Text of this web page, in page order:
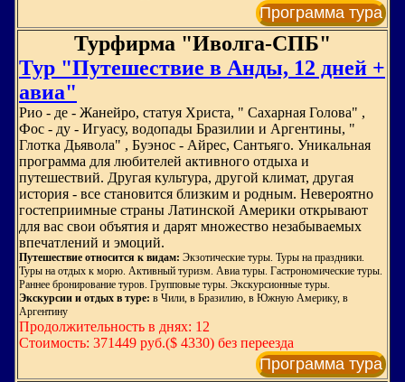
Программа тура
Турфирма "Иволга-СПБ"
Тур "Путешествие в Анды, 12 дней +
авиа"
Рио - де - Жанейро, статуя Христа, " Сахарная Голова" ,
Фос - ду - Игуасу, водопады Бразилии и Аргентины, "
Глотка Дьявола" , Буэнос - Айрес, Сантьяго. Уникальная
программа для любителей активного отдыха и
путешествий. Другая культура, другой климат, другая
история - все становится близким и родным. Невероятно
гостеприимные страны Латинской Америки открывают
для вас свои объятия и дарят множество незабываемых
впечатлений и эмоций.
Путешествие относится к видам: Экзотические туры. Туры на праздники.
Туры на отдых к морю. Активный туризм. Авиа туры. Гастрономические туры.
Раннее бронирование туров. Групповые туры. Экскурсионные туры.
Экскурсии и отдых в туре: в Чили, в Бразилию, в Южную Америку, в
Аргентину
Продолжительность в днях: 12
Стоимость: 371449 руб.($ 4330) без переезда
Программа тура